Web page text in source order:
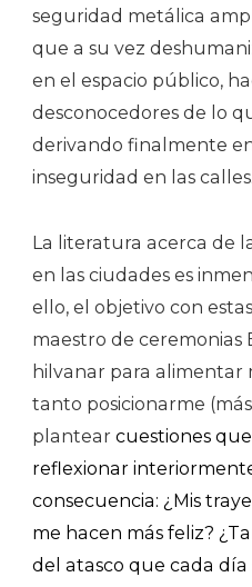
seguridad metálica
que a su vez
en el espacio público,
desconocedores de lo
derivando finalmente
inseguridad en las calles.
La literatura acerca de
en las ciudades es
ello, el objetivo con
maestro de ceremonias
hilvanar para alimentar
tanto posicionarme
plantear cuestiones
reflexionar
consecuencia: ¿Mis
me hacen más feliz?
del atasco que cada día